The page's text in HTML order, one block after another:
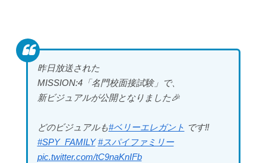
【朗報】 爆胸の気象予報士さん、NHKから解き放た
れる
【画像】 女の子「ど、どどどどこ見てるんですか
ッ！」
昨日放送された
MISSION:4「名門校面接試験」で、
新ビジュアルが公開となりました🎉
どのビジュアルも#ベリーエレガント です‼️
#SPY_FAMILY #スパイファミリー
pic.twitter.com/tC9naKnIFb